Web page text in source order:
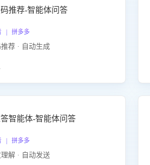
推荐-智能体问答
| 拼多多
荐 · 自动生成
智能体-智能体问答
| 拼多多
解 · 自动发送